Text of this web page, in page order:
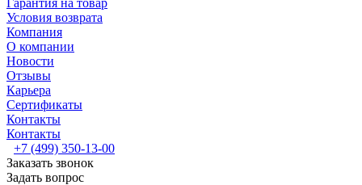
Гарантия на товар
Условия возврата
Компания
О компании
Новости
Отзывы
Карьера
Сертификаты
Контакты
Контакты
+7 (499) 350-13-00
Заказать звонок
Задать вопрос